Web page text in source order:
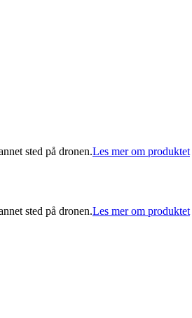
sted på dronen.Les mer om produktet
sted på dronen.Les mer om produktet